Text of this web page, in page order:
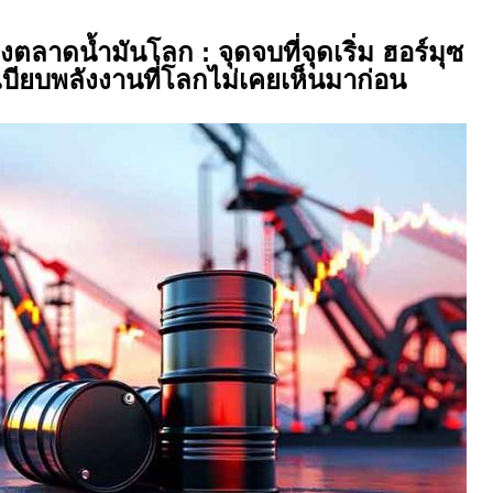
ตลาดน้ำมันโลก : จุดจบที่จุดเริ่ม ฮอร์มุซ
บียบพลังงานที่โลกไม่เคยเห็นมาก่อน